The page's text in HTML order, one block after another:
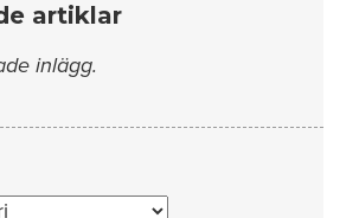
artiklar
inlägg.